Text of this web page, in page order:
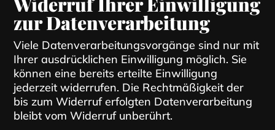
zur Datenverarbeitung
Viele Datenverarbeitungsvorgänge sind nur mit
Ihrer ausdrücklichen Einwilligung möglich. Sie
können eine bereits erteilte Einwilligung
jederzeit widerrufen. Die Rechtmäßigkeit der
bis zum Widerruf erfolgten Datenverarbeitung
bleibt vom Widerruf unberührt.